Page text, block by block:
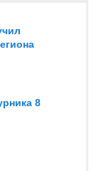
8